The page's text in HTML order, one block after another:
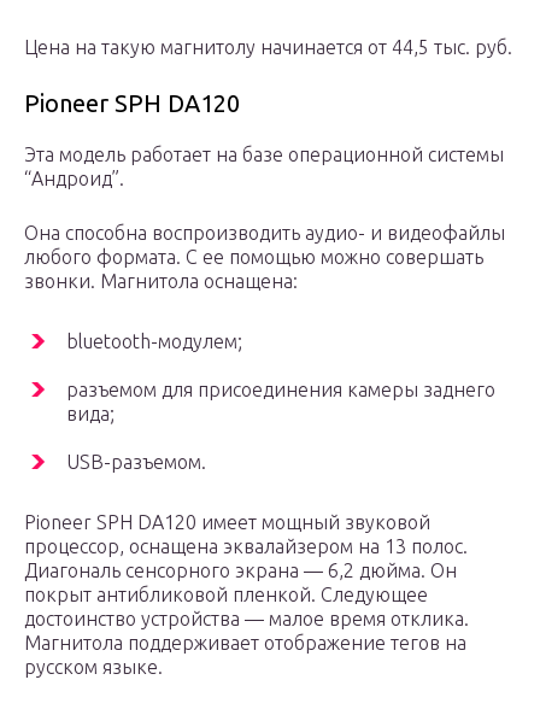
Цена на такую магнитолу начинается от 44,5 тыс. руб.
Pioneer SPH DA120
Эта модель работает на базе операционной системы
“Андроид”.
Она способна воспроизводить аудио- и видеофайлы
любого формата. С ее помощью можно совершать
звонки. Магнитола оснащена:
bluetooth-модулем;
разъемом для присоединения камеры заднего
вида;
USB-разъемом.
Pioneer SPH DA120 имеет мощный звуковой
процессор, оснащена эквалайзером на 13 полос.
Диагональ сенсорного экрана — 6,2 дюйма. Он
покрыт антибликовой пленкой. Следующее
достоинство устройства — малое время отклика.
Магнитола поддерживает отображение тегов на
русском языке.